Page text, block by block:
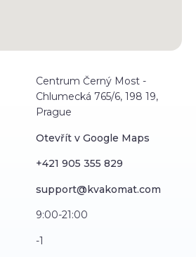
Centrum Černý Most -
Chlumecká 765/6, 198 19,
Prague
Otevřít v Google Maps
+421 905 355 829
support@kvakomat.com
9:00-21:00
-1